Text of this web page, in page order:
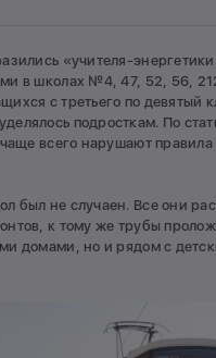
«учителя-
в школах №4, 47, 52, 56,
с третьего по девятый
подросткам. По
всего нарушают правила
был не случаен. Все они
к тому же трубы
домами, но и рядом с